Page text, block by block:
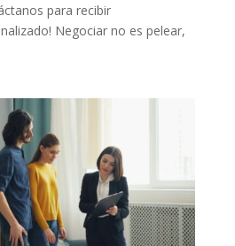
para recibir
Negociar no es pelear,